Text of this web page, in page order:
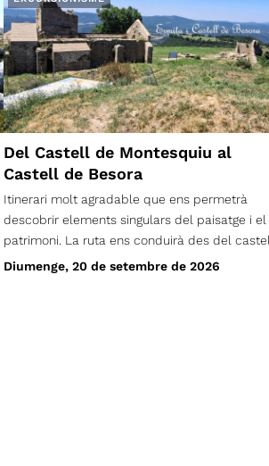
Del Castell de Montesquiu al
Castell de Besora
Itinerari molt agradable que ens permetrà
descobrir elements singulars del paisatge i el
patrimoni. La ruta ens conduirà des del
de Montesquiu al castell de Besora, tot
Diumenge, 20 de setembre de 2026